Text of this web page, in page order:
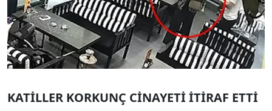
KATİLLER KORKUNÇ CİNAYETİ İTİRAF ETTİ